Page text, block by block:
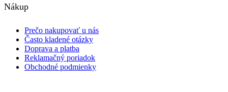
Nákup
Prečo nakupovať u nás
Často kladené otázky
Doprava a platba
Reklamačný poriadok
Obchodné podmienky